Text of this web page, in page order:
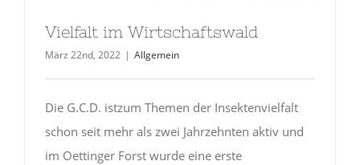
Vielfalt im Wirtschaftswald
März 22nd, 2022 | Allgemein
Die G.C.D. istzum Themen der Insektenvielfalt
schon seit mehr als zwei Jahrzehnten aktiv und
im Oettinger Forst wurde eine erste